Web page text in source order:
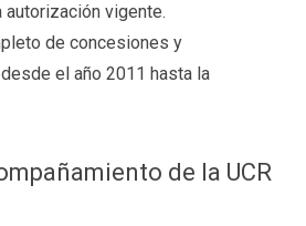
vigente.
de concesiones y
el año 2011 hasta la
de la UCR